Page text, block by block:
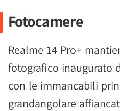
Fotocamere
Realme 14 Pro+
fotografico inaugurato
con le immancabili
grandangolare